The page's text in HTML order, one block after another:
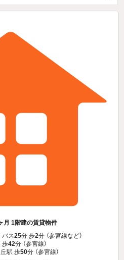
月 1階建の賃貸物件
バス25分 歩2分 （参宮線など）
歩42分 （参宮線）
駅 歩50分 （参宮線）